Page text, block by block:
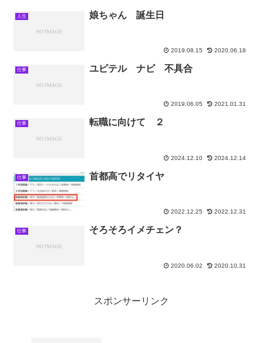
人生 娘ちゃん 誕生日
2019.08.15 2020.06.18
仕事 ユピテル ナビ 不具合
2019.06.05 2021.01.31
仕事 転職に向けて ２
2024.12.10 2024.12.14
仕事 首都高でリタイヤ
2022.12.25 2022.12.31
仕事 そろそろイメチェン？
2020.06.02 2020.10.31
スポンサーリンク